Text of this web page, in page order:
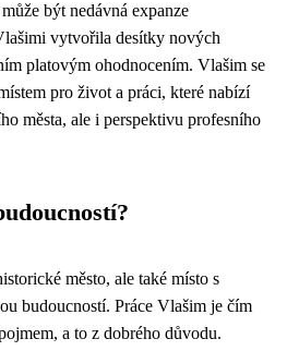
být nedávná expanze
vytvořila desítky nových
platovým ohodnocením. Vlašim se
pro život a práci, které nabízí
města, ale i perspektivu profesního
město, ale také místo s
budoucností. Práce Vlašim je čím
a to z dobrého důvodu.